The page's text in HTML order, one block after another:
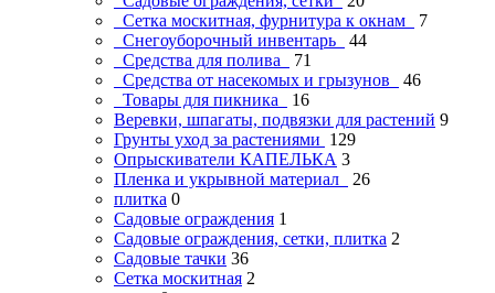
Сетка москитная, фурнитура к окнам
7
Снегоуборочный инвентарь
44
Средства для полива
71
Средства от насекомых и грызунов
46
Товары для пикника
16
Веревки, шпагаты, подвязки для растений 9
Грунты уход за растениями 129
Опрыскиватели КАПЕЛЬКА 3
Пленка и укрывной материал
26
плитка 0
Садовые ограждения 1
Садовые ограждения, сетки, плитка 2
Садовые тачки 36
Сетка москитная 2